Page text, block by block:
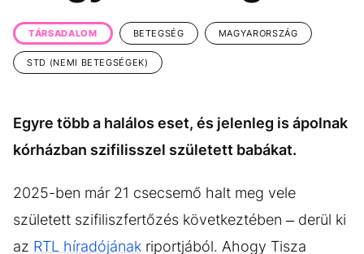
KÖZÉLET
ÉLETMÓD DESIGN
BESZÉLGETÉSEK
TÁRSADALOM BETEGSÉG MAGYARORSZÁG
STD (NEMI BETEGSÉGEK)
Egyre több a halálos eset, és jelenleg is ápolnak
kórházban szifilisszel született babákat.
2025-ben már 21 csecsemő halt meg vele
született szifiliszfertőzés következtében – derül ki
az RTL híradójának riportjából. Ahogy Tisza